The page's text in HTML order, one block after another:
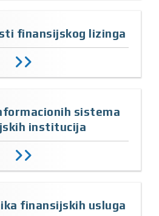
finansijskog lizinga
sistema
institucija
finansijskih usluga